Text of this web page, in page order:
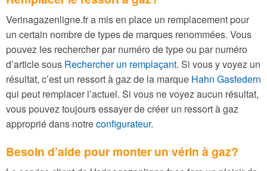
Verinagazenligne.fr a mis en place un remplacement pour
un certain nombre de types de marques renommées. Vous
pouvez les rechercher par numéro de type ou par numéro
d’article sous Rechercher un remplaçant. Si vous y voyez un
résultat, c’est un ressort à gaz de la marque Hahn Gasfedern
qui peut remplacer l’actuel. Si vous ne voyez aucun résultat,
vous pouvez toujours essayer de créer un ressort à gaz
approprié dans notreconfigurateur.
Besoin d’aide pour monter un vérin à gaz?